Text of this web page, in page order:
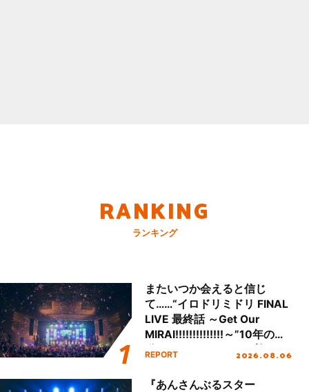
RANKING
ランキング
またいつか会えると信じ
て……“イロドリミドリ FINAL
LIVE 最終話 ～Get Our
MIRAI!!!!!!!!!!!!!!～”10年の活
動を経てファイナルを迎える
REPORT 2026.08.06
『あんさんぶるスター